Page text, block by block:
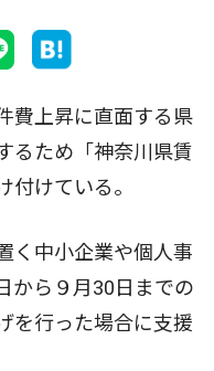
費上昇に直面する県
るため「神奈川県賃
けている。
く中小企業や個人事
から９月30日までの
を行った場合に支援